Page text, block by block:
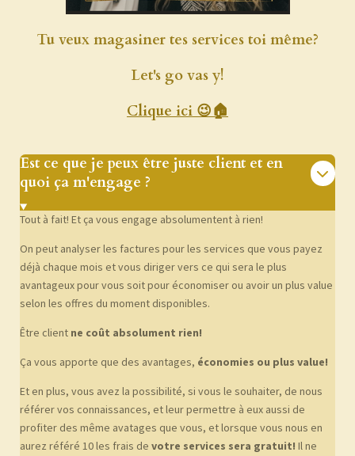
Tu veux magasiner tes services toi même?
Let's go vas y!
Clique ici 😉🏠
Est ce que je peux être juste client et en
quoi ça m'engage ?
Tout à fait! Et ça vous engage absolumentent à rien!
On peut analyser les factures pour les services que vous payez
déjà chaque mois et vous diriger vers ce qui sera le plus
avantageux pour vous soit pour économiser ou avoir un plus value
selon les offres du moment disponibles.
Être client ne coût absolument rien!
Ça vous apporte que des avantages, économies ou plus value!
Et en plus, vous avez la possibilité, si vous le souhaiter, de nous
référer vos connaissances, et leur permettre à eux aussi de
profiter des même avatages que vous, et lorsque vous nous en
aurez référé 10 les frais de votre services sera gratuit! Il ne